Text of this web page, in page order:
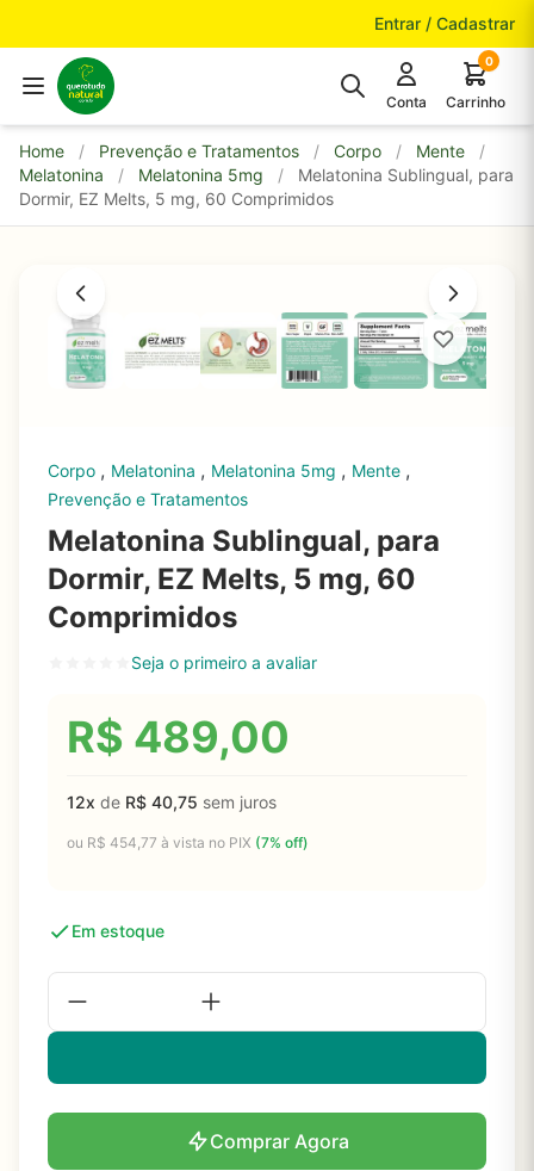
Entrar / Cadastrar
Conta
0
Carrinho
Home / Prevenção e Tratamentos / Corpo / Mente
/
Melatonina
/ Melatonina 5mg /
Melatonina Sublingual, para
Dormir, EZ Melts, 5 mg, 60 Comprimidos
Corpo , Melatonina , Melatonina 5mg , Mente ,
Prevenção e Tratamentos
Melatonina Sublingual, para
Dormir, EZ Melts, 5 mg, 60
Comprimidos
Seja o primeiro a avaliar
R$ 489,00
12x de R$ 40,75 sem juros
ou R$ 454,77 à vista no PIX (7% off)
Em estoque
Comprar Agora